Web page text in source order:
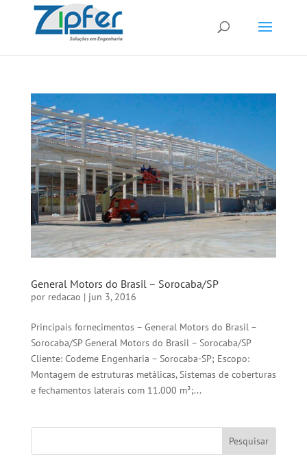
General Motors do Brasil – Sorocaba/SP
por redacao | jun 3, 2016
Principais fornecimentos – General Motors do Brasil –
Sorocaba/SP General Motors do Brasil – Sorocaba/SP
Cliente: Codeme Engenharia – Sorocaba-SP; Escopo:
Montagem de estruturas metálicas, Sistemas de coberturas
e fechamentos laterais com 11.000 m²;...